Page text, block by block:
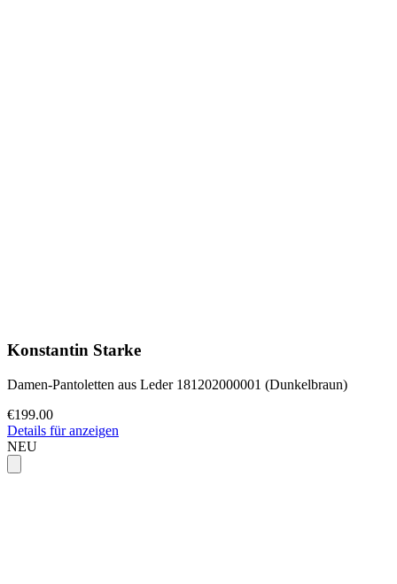
Konstantin Starke
Damen-Pantoletten aus Leder 181202000001 (Dunkelbraun)
€199.00
Details für anzeigen
NEU